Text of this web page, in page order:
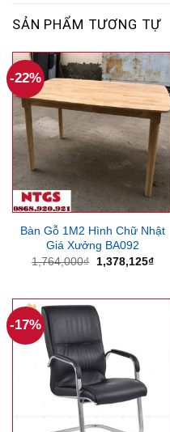
SẢN PHẨM TƯƠNG TỰ
-22%
Bàn Gỗ 1M2 Hình Chữ Nhật
Giá Xưởng BA092
1,764,000₫
Giá
gốc
1,378,125₫Giá
-17%